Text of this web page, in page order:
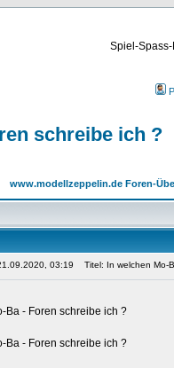
Spiel-
schreibe ich ?
www.modellzeppelin.de Foren-
03:19 Titel: In welchen Mo-
Ba - Foren schreibe ich ?
Ba - Foren schreibe ich ?